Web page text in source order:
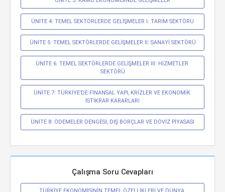
ÜNİTE 4: TEMEL SEKTÖRLERDE GELİŞMELER I: TARIM SEKTÖRÜ
ÜNİTE 5: TEMEL SEKTÖRLERDE GELİŞMELER II: SANAYİ SEKTÖRÜ
ÜNİTE 6: TEMEL SEKTÖRLERDE GELİŞMELER III: HİZMETLER
SEKTÖRÜ
ÜNİTE 7: TÜRKİYE’DE FİNANSAL YAPI, KRİZLER VE EKONOMİK
İSTİKRAR KARARLARI
ÜNİTE 8: ÖDEMELER DENGESİ, DIŞ BORÇLAR VE DÖVİZ PİYASASI
Çalışma Soru Cevapları